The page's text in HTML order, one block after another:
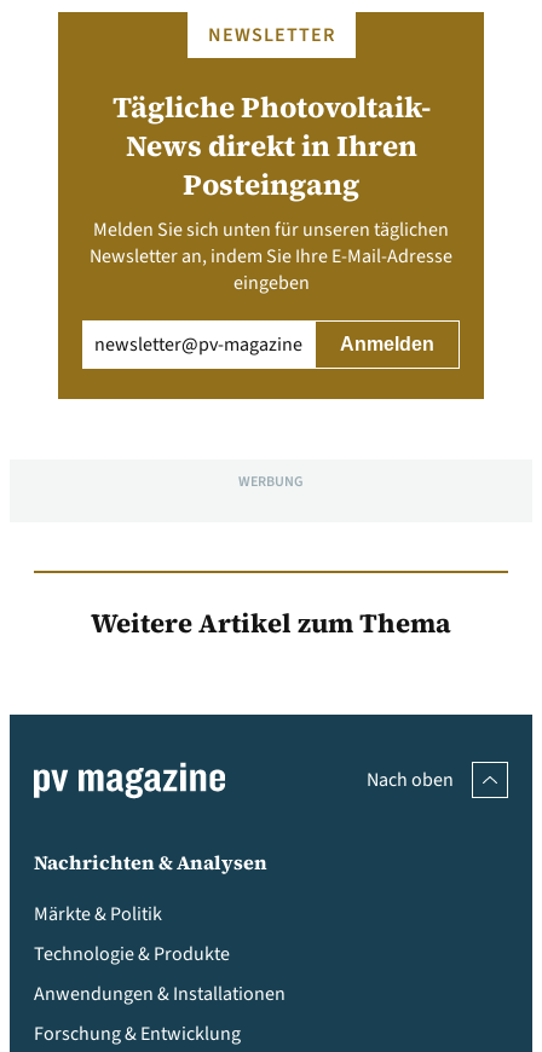
NEWSLETTER
Tägliche Photovoltaik-
News direkt in Ihren
Posteingang
Melden Sie sich unten für unseren täglichen
Newsletter an, indem Sie Ihre E-Mail-Adresse
eingeben
(erforderlich)
WERBUNG
Weitere Artikel zum Thema
Nach oben
Nachrichten & Analysen
Märkte & Politik
Technologie & Produkte
Anwendungen & Installationen
Forschung & Entwicklung